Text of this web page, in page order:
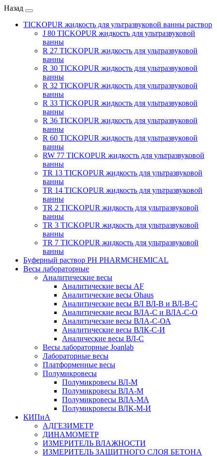
Назад
TICKOPUR жидкость для ультразвуковой ванны раствор
J 80 TICKOPUR жидкость для ультразвуковой
ванны
R 27 TICKOPUR жидкость для ультразвуковой
ванны
R 30 TICKOPUR жидкость для ультразвуковой
ванны
R 32 TICKOPUR жидкость для ультразвуковой
ванны
R 33 TICKOPUR жидкость для ультразвуковой
ванны
R 36 TICKOPUR жидкость для ультразвуковой
ванны
R 60 TICKOPUR жидкость для ультразвуковой
ванны
RW 77 TICKOPUR жидкость для ультразвуковой
ванны
TR 13 TICKOPUR жидкость для ультразвуковой
ванны
TR 14 TICKOPUR жидкость для ультразвуковой
ванны
TR 2 TICKOPUR жидкость для ультразвуковой
ванны
TR 3 TICKOPUR жидкость для ультразвуковой
ванны
TR 7 TICKOPUR жидкость для ультразвуковой
ванны
Буферный раствор PH PHARMCHEMICAL
Весы лабораторные
Аналитические весы
Аналитические весы AF
Аналитические весы Ohaus
Аналитические весы ВЛ ВЛ-В и ВЛ-В-С
Аналитические весы ВЛА-С и ВЛА-С-О
Аналитические весы ВЛА-С-ОА
Аналитические весы ВЛК-С-И
Аналические весы ВЛ-С
Весы лабораторные Joanlab
Лабораторные весы
Платформенные весы
Полумикровесы
Полумикровесы ВЛ-М
Полумикровесы ВЛА-М
Полумикровесы ВЛА-МА
Полумикровесы ВЛК-М-И
КИПиА
АДГЕЗИМЕТР
ДИНАМОМЕТР
ИЗМЕРИТЕЛЬ ВЛАЖНОСТИ
ИЗМЕРИТЕЛЬ ЗАЩИТНОГО СЛОЯ БЕТОНА